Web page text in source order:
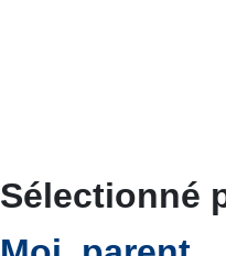
Sélectionné